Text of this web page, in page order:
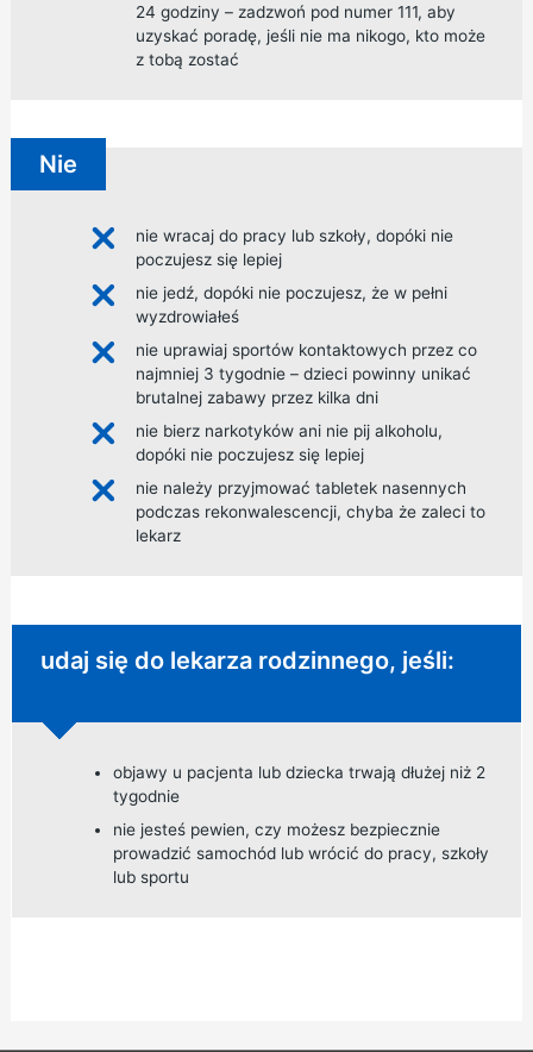
24 godziny – zadzwoń pod numer 111, aby
uzyskać poradę, jeśli nie ma nikogo, kto może
z tobą zostać
Nie
nie wracaj do pracy lub szkoły, dopóki nie
poczujesz się lepiej
nie jedź, dopóki nie poczujesz, że w pełni
wyzdrowiałeś
nie uprawiaj sportów kontaktowych przez co
najmniej 3 tygodnie – dzieci powinny unikać
brutalnej zabawy przez kilka dni
nie bierz narkotyków ani nie pij alkoholu,
dopóki nie poczujesz się lepiej
nie należy przyjmować tabletek nasennych
podczas rekonwalescencji, chyba że zaleci to
lekarz
Niepilna porada:
udaj się do lekarza rodzinnego, jeśli:
objawy u pacjenta lub dziecka trwają dłużej niż 2
tygodnie
nie jesteś pewien, czy możesz bezpiecznie
prowadzić samochód lub wrócić do pracy, szkoły
lub sportu